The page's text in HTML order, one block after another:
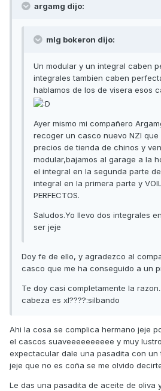
argamg dijo:
mlg bokeron dijo:
Un modular y un integral caben
integrales tambien caben
hablamos de los de visera esos
Ayer mismo mi compañero
recoger un casco nuevo NZI
precios de tienda de chinos y
modular,bajamos al garage a la
el integral en la segunda parte
integral en la primera parte y
PERFECTOS.
Saludos.Yo llevo dos integrales
ser jeje
Doy fe de ello, y agradezco al
casco que me ha conseguido a un
Te doy casi completamente la
cabeza es xl????:silbando
Ahi la cosa se complica hermano jeje
el cascos suaveeeeeeeeee y muy
expectacular dale una pasadita con un
jeje que no es coña se me olvido
Le das una pasadita de aceite de oliva